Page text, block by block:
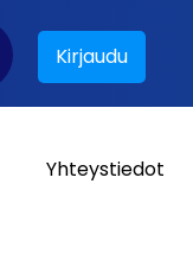
Kirjaudu
Yhteystiedot